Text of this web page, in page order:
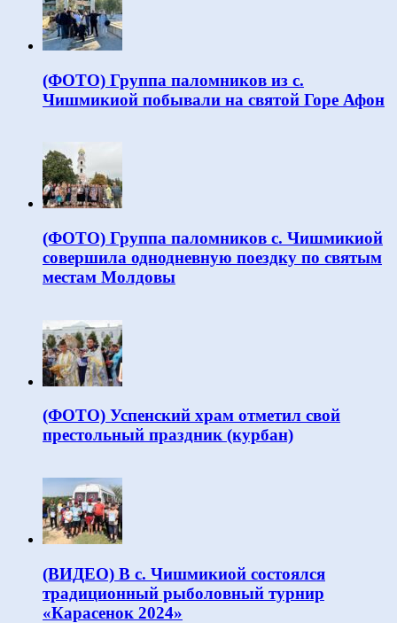
(ФОТО) Группа паломников из с.
Чишмикиой побывали на святой Горе Афон
(ФОТО) Группа паломников с. Чишмикиой
совершила однодневную поездку по святым
местам Молдовы
(ФОТО) Успенский храм отметил свой
престольный праздник (курбан)
(ВИДЕО) В с. Чишмикиой состоялся
традиционный рыболовный турнир
«Карасенок 2024»